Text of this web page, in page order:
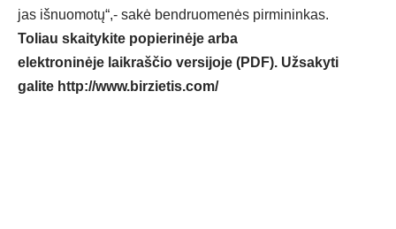
jas išnuomotų“,- sakė bendruomenės pirmininkas.
Toliau skaitykite popierinėje arba
elektroninėje laikraščio versijoje (PDF). Užsakyti
galite http://www.birzietis.com/